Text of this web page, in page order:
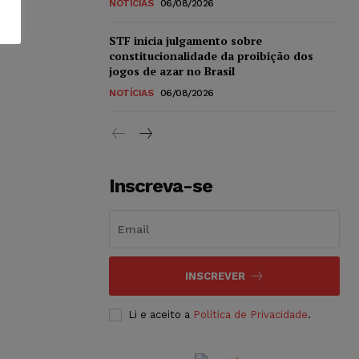
NOTÍCIAS 06/08/2026
STF inicia julgamento sobre
constitucionalidade da proibição dos
jogos de azar no Brasil
NOTÍCIAS 06/08/2026
Inscreva-se
INSCREVER
Li e aceito a Política de Privacidade.